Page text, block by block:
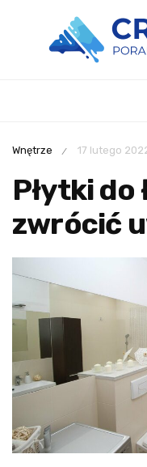
Wnętrze / 17 lutego
Płytki do
zwrócić